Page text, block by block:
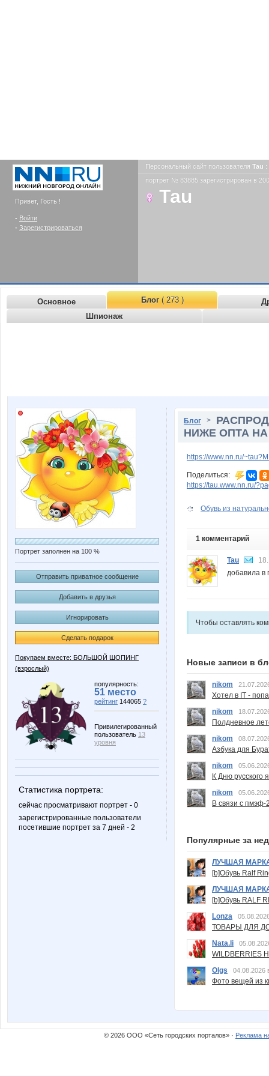
Привет, Гость !
- Войти
- Зарегистрироваться
Персональный сайт пользователя Tau :
портрет № 83885 зарегистрирован в
Tau
Основное Блог( 273 )
Шпионаж
Портрет заполнен на 100 %
Отправить приватное сообщение
Добавить в друзья
Игнорировать
Сделать подарок
Покупаем вместе: БОЛЬШОЙ ШОПИНГ
(взрослый)
популярность:
51 место
рейтинг 144065 ?
Привилегированный
пользователь 13
уровня
Статистика портрета:
сейчас просматривают портрет - 0
зарегистрированные пользователи
посетившие портрет за 7 дней - 2
Блог >
НИЖЕ ОПТА НА
https://www.nn.ru/
Поделиться:
https://tau.www.nn.ru/
Обувь из
1 комментарий
Tau
добавила в
Чтобы оставлять
Новые записи в
nikom
Хотел в IT -
nikom
Полдневное
nikom
Азбука для
nikom
К Дню русского
nikom
В связи с пмэф-
Популярные за
ЛУЧШАЯ
[b]Обувь Ralf
ЛУЧШАЯ
[b]Обувь RALF
Lonza
ТОВАРЫ ДЛЯ
Nata.li
Olgs
04.08.2026
Фото вещей из
© 2026 ООО «Сеть городских порталов» · Реклама